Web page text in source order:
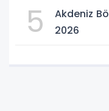
5
Akdeniz
2026